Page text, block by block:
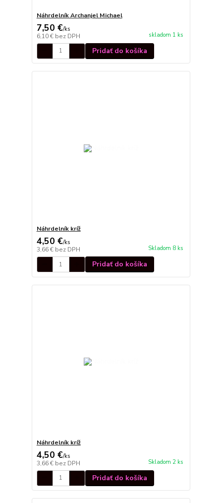
Náhrdelník Archanjel Michael
7,50 €/ks
6,10 € bez DPH skladom 1 ks
Pridať do košíka
Náhrdelník kríž
4,50 €/ks
3,66 € bez DPH Skladom 8 ks
Pridať do košíka
Náhrdelník kríž
4,50 €/ks
3,66 € bez DPH Skladom 2 ks
Pridať do košíka